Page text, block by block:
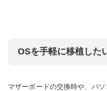
OSを手軽に移植した
マザーボードの交換時や、パ